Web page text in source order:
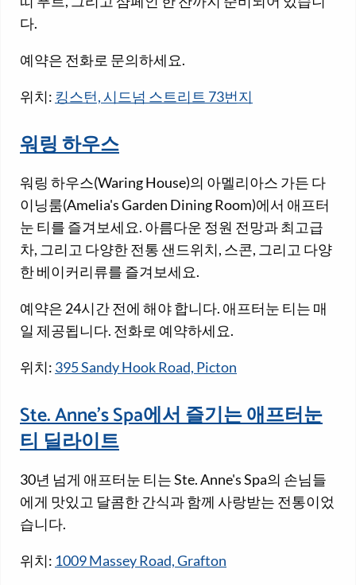
다.
예약은 전화로 문의하세요.
위치: 킹스턴, 시드넘 스트리트 73번지
워링 하우스
워링 하우스(Waring House)의 아멜리아스 가든 다
이닝룸(Amelia's Garden Dining Room)에서 애프터
눈 티를 즐겨보세요. 아름다운 정원 전망과 최고급
차, 그리고 다양한 전통 샌드위치, 스콘, 그리고 다양
한 베이커리류를 즐겨보세요.
예약은 24시간 전에 해야 합니다. 애프터눈 티는 매
일 제공됩니다. 전화로 예약하세요.
위치: 395 Sandy Hook Road, Picton
Ste. Anne's Spa에서 즐기는 애프터눈
티 딜라이트
30년 넘게 애프터눈 티는 Ste. Anne's Spa의 손님들
에게 맛있고 달콤한 간식과 함께 사랑받는 전통이었
습니다.
위치: 1009 Massey Road, Grafton